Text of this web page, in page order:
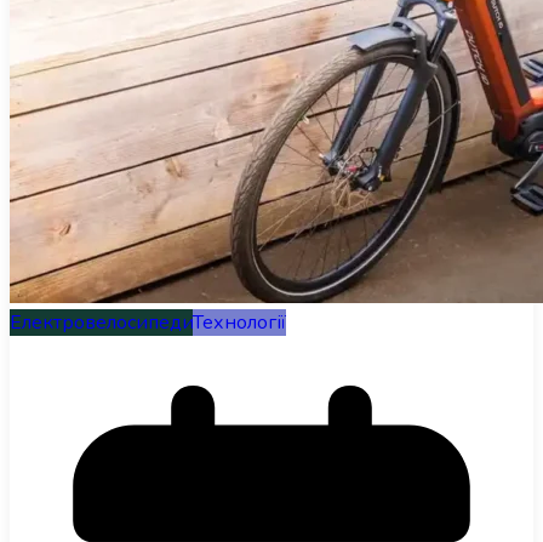
ЕлектровелосипедиТехнології